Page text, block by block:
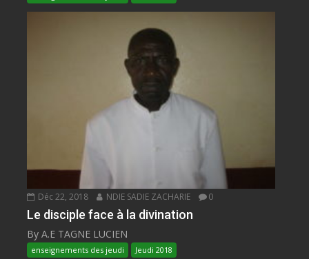
Déc 22, 2018 NDIE SADIE ZACHARIE 0
Le disciple face à la divination
By A.E TAGNE LUCIEN
enseignements des jeudi Jeudi 2018